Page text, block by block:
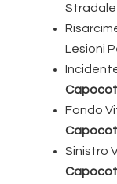
Lesioni
Fondo
Sinistro